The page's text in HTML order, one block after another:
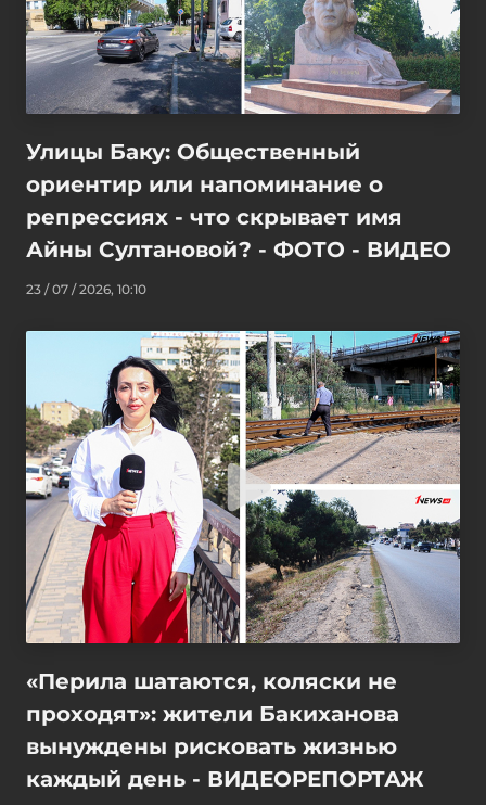
Улицы Баку: Общественный
ориентир или напоминание о
репрессиях - что скрывает имя
Айны Султановой? - ФОТО - ВИДЕО
23 / 07 / 2026, 10:10
«Перила шатаются, коляски не
проходят»: жители Бакиханова
вынуждены рисковать жизнью
каждый день - ВИДЕОРЕПОРТАЖ